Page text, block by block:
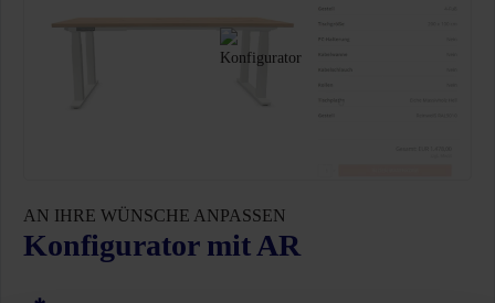
AN IHRE WÜNSCHE ANPASSEN
Konfigurator mit AR